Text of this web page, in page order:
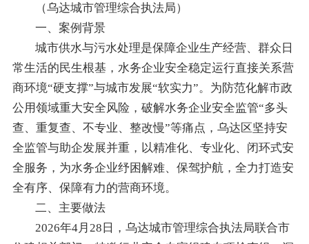
（乌达城市管理综合执法局）
一、案例背景
城市供水与污水处理是保障企业生产经营、群众日
常生活的民生根基，水务企业安全稳定运行直接关系营
商环境“硬支撑”与城市发展“软实力”。为防范化解市政
公用领域重大安全风险，破解水务企业安全监管“多头
查、重复查、不专业、整改慢”等痛点，乌达区坚持安
全监管与助企发展并重，以精准化、专业化、闭环式安
全服务，为水务企业纾困解难、保驾护航，全力打造安
全有序、保障有力的营商环境。
二、主要做法
2026年4月28日，乌达城市管理综合执法局联合市